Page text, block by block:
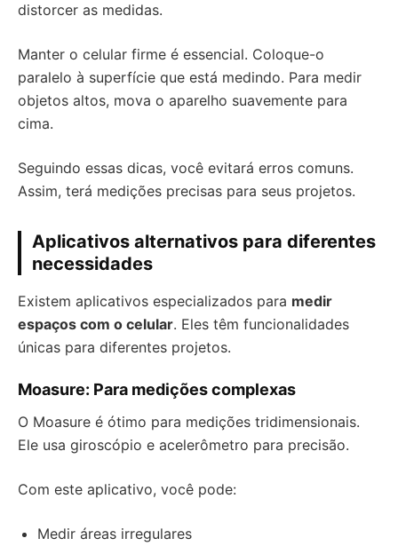
distorcer as medidas.
Manter o celular firme é essencial. Coloque-o
paralelo à superfície que está medindo. Para medir
objetos altos, mova o aparelho suavemente para
cima.
Seguindo essas dicas, você evitará erros comuns.
Assim, terá medições precisas para seus projetos.
Aplicativos alternativos para diferentes
necessidades
Existem aplicativos especializados para medir
espaços com o celular. Eles têm funcionalidades
únicas para diferentes projetos.
Moasure: Para medições complexas
O Moasure é ótimo para medições tridimensionais.
Ele usa giroscópio e acelerômetro para precisão.
Com este aplicativo, você pode:
Medir áreas irregulares